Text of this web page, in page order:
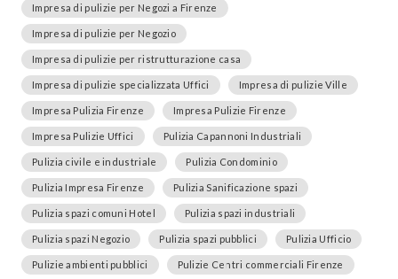
Impresa di pulizie per Negozi a Firenze
Impresa di pulizie per Negozio
Impresa di pulizie per ristrutturazione casa
Impresa di pulizie specializzata Uffici Impresa di pulizie Ville
Impresa Pulizia Firenze Impresa Pulizie Firenze
Impresa Pulizie Uffici Pulizia Capannoni Industriali
Pulizia civile e industriale Pulizia Condominio
Pulizia Impresa Firenze Pulizia Sanificazione spazi
Pulizia spazi comuni Hotel Pulizia spazi industriali
Pulizia spazi Negozio Pulizia spazi pubblici Pulizia Ufficio
Pulizie ambienti pubblici Pulizie Centri commerciali Firenze